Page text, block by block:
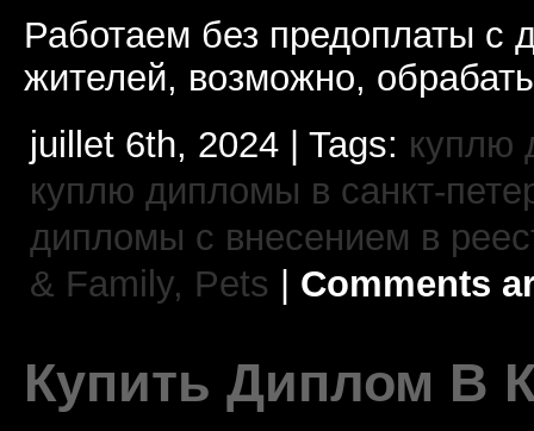
Работаем без предоплаты с
жителей, возможно,
juillet 6th, 2024 | Tags: куплю
куплю дипломы в санкт-
дипломы с внесением в
& Family, Pets
Comments
Купить Диплом В